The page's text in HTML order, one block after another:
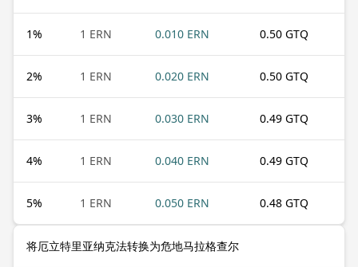
1% 1 ERN 0.010 ERN 0.50 GTQ
2% 1 ERN 0.020 ERN 0.50 GTQ
3% 1 ERN 0.030 ERN 0.49 GTQ
4% 1 ERN 0.040 ERN 0.49 GTQ
5% 1 ERN 0.050 ERN 0.48 GTQ
将厄立特里亚纳克法转换为危地马拉格查尔